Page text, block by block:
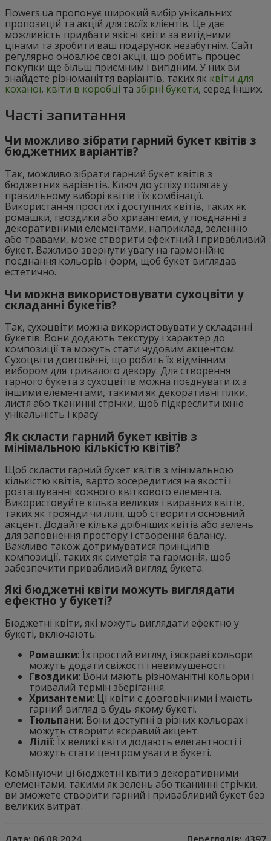
Flowers.ua пропонує широкий вибір унікальних
пропозицій та акцій для своїх клієнтів. Це дає
можливість придбати якісні квіти за вигідними
цінами та зробити ваш подарунок незабутнім. Сайт
регулярно оновлює свої акції, що робить процес
покупки ще більш приємним і вигідним. У них ви
знайдете різноманіття варіантів, таких як квіти для
коханої, квіти в коробці та збірні букети, серед інших.
Часті запитання
Чи можливо зібрати гарний букет квітів з
бюджетних варіантів?
Так, можливо зібрати гарний букет квітів з
бюджетних варіантів. Ключ до успіху полягає у
правильному виборі квітів і їх комбінації.
Використання простих і доступних квітів, таких як
ромашки, гвоздики або хризантеми, у поєднанні з
декоративними елементами, наприклад, зеленню
або травами, може створити ефектний і привабливий
букет. Важливо звернути увагу на гармонійне
поєднання кольорів і форм, щоб букет виглядав
естетично.
Чи можна використовувати сухоцвіти у
складанні букетів?
Так, сухоцвіти можна використовувати у складанні
букетів. Вони додають текстуру і характер до
композиції та можуть стати чудовим акцентом.
Сухоцвіти довговічні, що робить їх відмінним
вибором для тривалого декору. Для створення
гарного букета з сухоцвітів можна поєднувати їх з
іншими елементами, такими як декоративні гілки,
листя або тканинні стрічки, щоб підкреслити їхню
унікальність і красу.
Як скласти гарний букет квітів з
мінімальною кількістю квітів?
Щоб скласти гарний букет квітів з мінімальною
кількістю квітів, варто зосередитися на якості і
розташуванні кожного квіткового елемента.
Використовуйте кілька великих і виразних квітів,
таких як троянди чи лілії, щоб створити основний
акцент. Додайте кілька дрібніших квітів або зелень
для заповнення простору і створення балансу.
Важливо також дотримуватися принципів
композиції, таких як симетрія та гармонія, щоб
забезпечити привабливий вигляд букета.
Які бюджетні квіти можуть виглядати
ефектно у букеті?
Бюджетні квіти, які можуть виглядати ефектно у
букеті, включають:
Ромашки: Їх простий вигляд і яскраві кольори
можуть додати свіжості і невимушеності.
Гвоздики: Вони мають різноманітні кольори і
тривалий термін зберігання.
Хризантеми: Ці квіти є довговічними і мають
гарний вигляд в будь-якому букеті.
Тюльпани: Вони доступні в різних кольорах і
можуть створити яскравий акцент.
Лілії: Їх великі квіти додають елегантності і
можуть стати центром уваги в букеті.
Комбінуючи ці бюджетні квіти з декоративними
елементами, такими як зелень або тканинні стрічки,
ви зможете створити гарний і привабливий букет без
великих витрат.